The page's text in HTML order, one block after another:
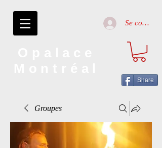
Se connecter
Share
Groupes